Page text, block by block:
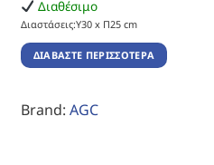
Διαθέσιμο
Διαστάσεις:Υ30 x Π25 cm
ΔΙΑΒΆΣΤΕ ΠΕΡΙΣΣΌΤΕΡΑ
Brand: AGC